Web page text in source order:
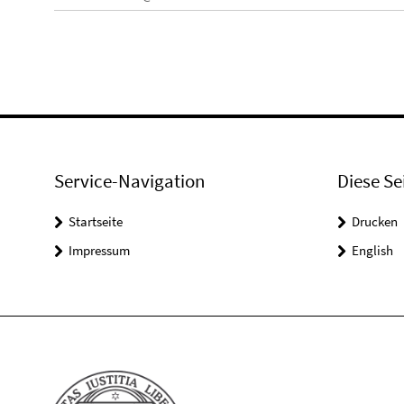
Service-Navigation
Startseite
Impressum
Diese
Drucken
English